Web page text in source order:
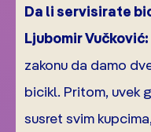
Da li servisirate
Ljubomir Vučković:
zakonu da damo
bicikl. Pritom, uvek
susret svim